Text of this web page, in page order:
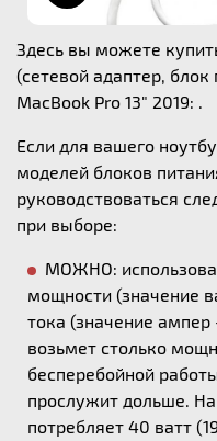
Здесь вы можете
(сетевой адаптер,
MacBook Pro 13" 2019: .
Если для вашего
моделей блоков
руководствоваться
при выборе:
МОЖНО:
мощности (значение
тока (значение
возьмет столько
бесперебойной
прослужит дольше.
потребляет 40 ватт